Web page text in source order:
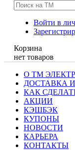
Войти в
Корзина
нет товаров
О ТМ
ДОСТАВКА
КАК
АКЦИИ
КЭШБЭК
КУПОНЫ
НОВОСТИ
КАРЬЕРА
КОНТАКТЫ